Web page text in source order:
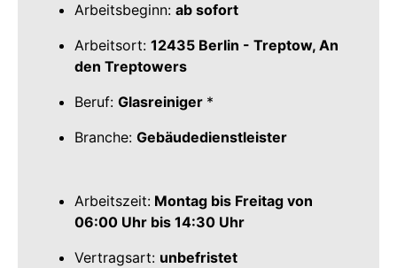
Arbeitsbeginn: ab sofort
Arbeitsort: 12435 Berlin - Treptow, An
den Treptowers
Beruf: Glasreiniger *
Branche: Gebäudedienstleister
Arbeitszeit: Montag bis Freitag von
06:00 Uhr bis 14:30 Uhr
Vertragsart: unbefristet